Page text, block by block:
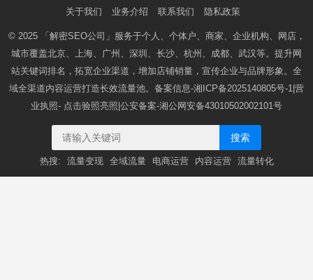
关于我们 业务介绍 联系我们 隐私政策
© 2025 「解密SEO公司」 服务于个人、个体户、商家、企业机构、网店，
城市覆盖北京、上海、广州、深圳、长沙、杭州、成都、武汉等。提升网
站关键词排名，拓宽企业渠道，增加店铺销量，宣传企业与品牌形象。全
域全渠道内容运营打造长效流量池。备案信息-湘ICP备2025140805号-1 |营
业执照- 点击验照亮照|公安备案-湘公网安备43010502002101号
搜索
热搜: 流量变现 全域流量 电商运营 内容运营 流量转化